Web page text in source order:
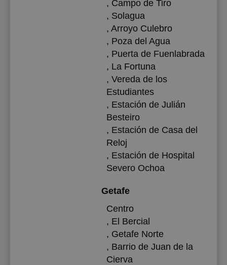
, Campo de Tiro
, Solagua
, Arroyo Culebro
, Poza del Agua
, Puerta de Fuenlabrada
, La Fortuna
, Vereda de los
Estudiantes
, Estación de Julián
Besteiro
, Estación de Casa del
Reloj
, Estación de Hospital
Severo Ochoa
Getafe
Centro
, El Bercial
, Getafe Norte
, Barrio de Juan de la
Cierva